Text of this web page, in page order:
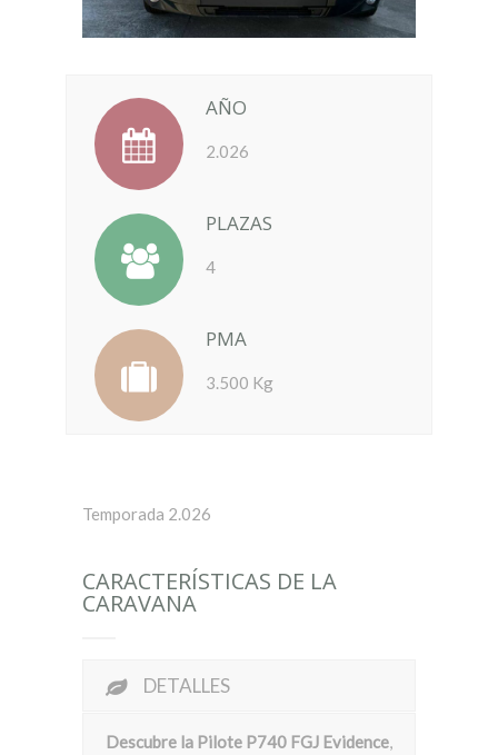
AÑO
2.026
PLAZAS
4
PMA
3.500 Kg
Temporada 2.026
CARACTERÍSTICAS DE LA
CARAVANA
DETALLES
Descubre la Pilote P740 FGJ Evidence,